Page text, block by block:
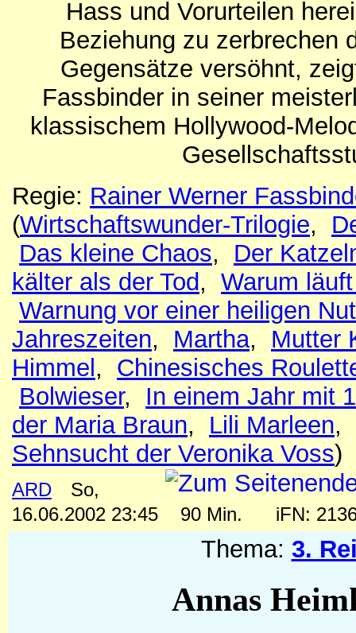
Hass und Vorurteilen
Beziehung zu zerbrechen
Gegensätze versöhnt,
Fassbinder in seiner
klassischem Hollywood-
Regie: Rainer Werner
(Wirtschaftswunder-Trilogie,
Das kleine Chaos, Der
kälter als der Tod, Warum
Warnung vor einer heiligen
Jahreszeiten, Martha, Mutter
Himmel , Chinesisches
Bolwieser, In einem Jahr mit
der Maria Braun, Lili Marleen,
Sehnsucht der Veronika Voss)
ARD
So,
16.06.2002 23:45
90 Min. iFN:
Thema: 3.
Annas